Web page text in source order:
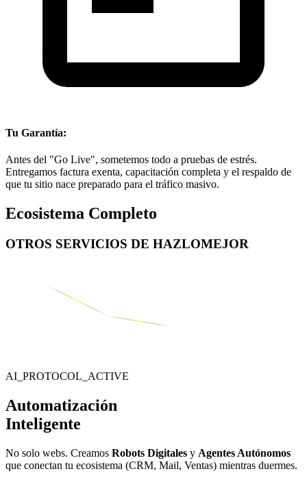
Tu Garantía:
Antes del "Go Live", sometemos todo a pruebas de estrés.
Entregamos factura exenta, capacitación completa y el respaldo de
que tu sitio nace preparado para el tráfico masivo.
Ecosistema Completo
OTROS SERVICIOS DE HAZLOMEJOR
AI_PROTOCOL_ACTIVE
Automatización
Inteligente
No solo webs. Creamos Robots Digitales y Agentes Autónomos
que conectan tu ecosistema (CRM, Mail, Ventas) mientras duermes.